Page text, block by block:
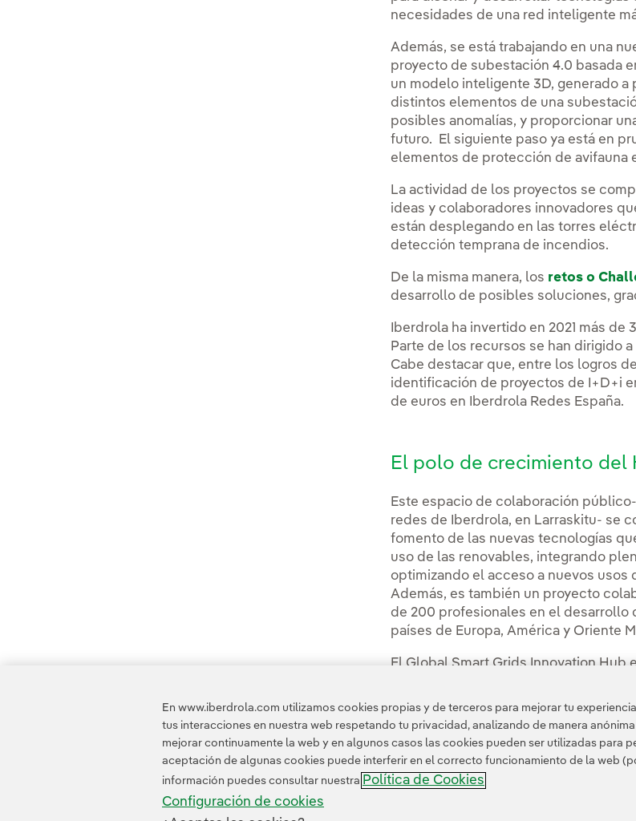
necesidades de una red inteligente
Además, se está trabajando en una
proyecto de subestación 4.0 basada
un modelo inteligente 3D, generado
distintos elementos de una
posibles anomalías, y proporcionar
futuro. El siguiente paso ya está en
elementos de protección de avifauna
La actividad de los proyectos se
ideas y colaboradores innovadores
están desplegando en las torres
detección temprana de incendios.
De la misma manera, los retos o
desarrollo de posibles soluciones,
Iberdrola ha invertido en 2021 más de
Parte de los recursos se han dirigido
Cabe destacar que, entre los logros
identificación de proyectos de I+D+i
de euros en Iberdrola Redes España.
El polo de crecimiento del
Este espacio de colaboración
redes de Iberdrola, en Larraskitu- se
fomento de las nuevas tecnologías
uso de las renovables, integrando
optimizando el acceso a nuevos
Además, es también un proyecto
de 200 profesionales en el desarrollo
países de Europa, América y Oriente
El Global Smart Grids Innovation Hub
instalen en laTorre Bizkaia.
En www.iberdrola.com utilizamos cookies propias y de terceros para mejorar tu
tus interacciones en nuestra web respetando tu privacidad, analizando de manera
mejorar continuamente la web y en algunos casos las cookies pueden ser utilizadas para
aceptación de algunas cookies puede interferir en el correcto funcionamiento de la web
información puedes consultar nuestra Política de Cookies
Configuración de cookies